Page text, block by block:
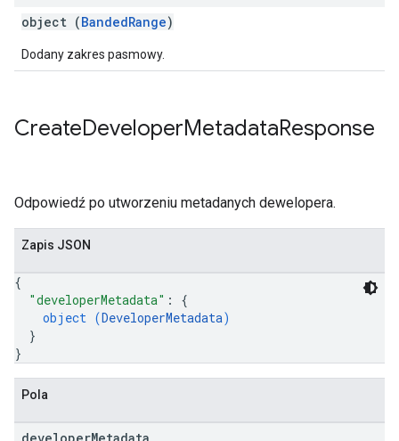
object (BandedRange)
Dodany zakres pasmowy.
CreateDeveloperMetadataResponse
Odpowiedź po utworzeniu metadanych dewelopera.
Zapis JSON
{
"developerMetadata" : {
object (DeveloperMetadata)
}
}
Pola